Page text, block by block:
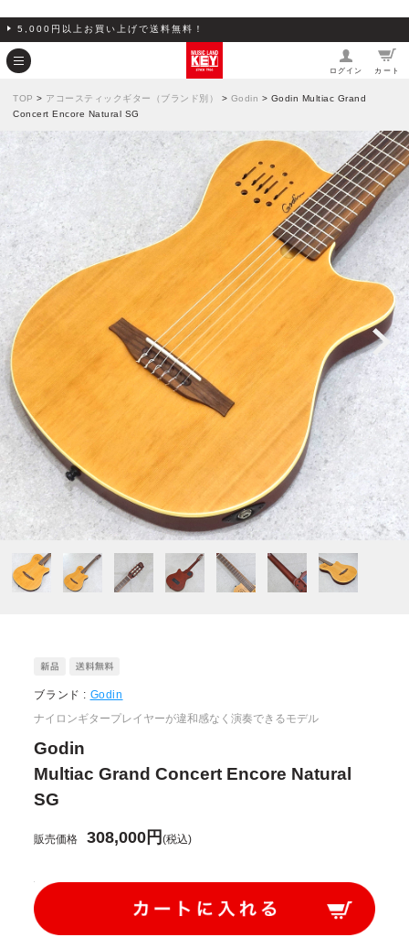
5,000円以上お買い上げで送料無料！
ログイン カート
TOP > アコースティックギター（ブランド別） > Godin > Godin Multiac Grand
Concert Encore Natural SG
ブランド : Godin
ナイロンギタープレイヤーが違和感なく演奏できるモデル
Godin
Multiac Grand Concert Encore Natural
SG
販売価格 308,000円(税込)